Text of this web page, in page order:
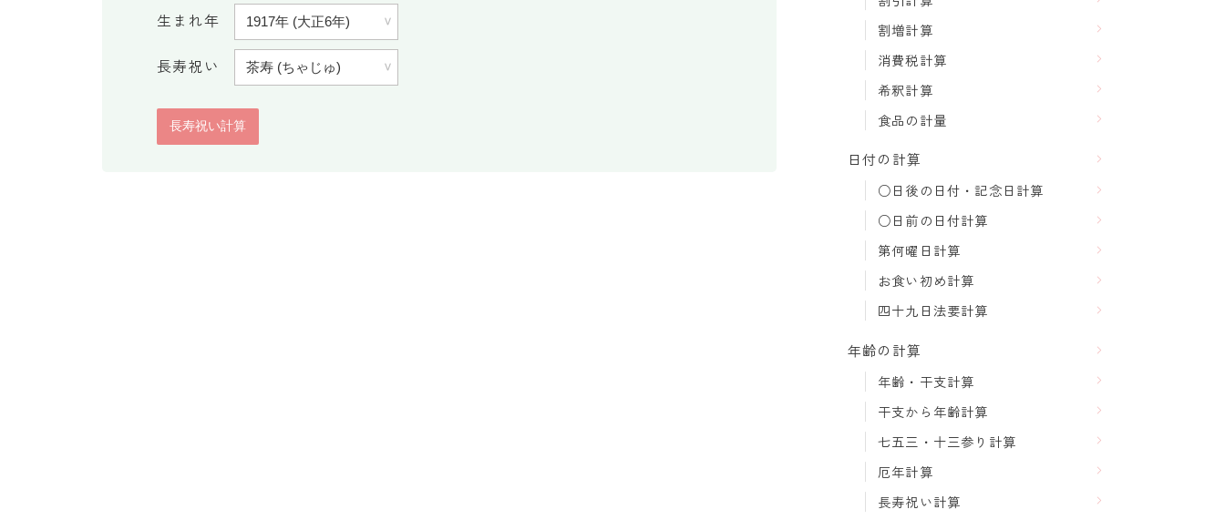
生まれ年
長寿祝い
割増計算
消費税計算
希釈計算
食品の計量
日付の計算
○日後の日付・記念日計算
○日前の日付計算
第何曜日計算
お食い初め計算
四十九日法要計算
年齢の計算
年齢・干支計算
干支から年齢計算
七五三・十三参り計算
厄年計算
長寿祝い計算